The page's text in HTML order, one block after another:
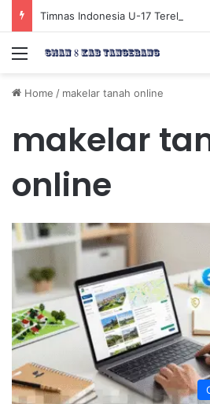
Menu
Home / makelar tanah online
makelar
online